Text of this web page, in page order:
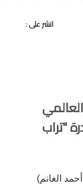
انشر على :
"تراب
الغانم)